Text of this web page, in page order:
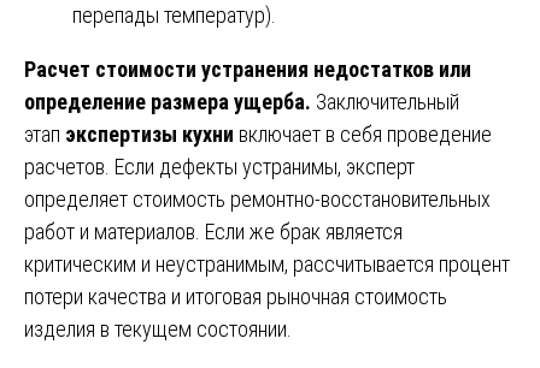
перепады температур).
Расчет стоимости устранения недостатков или
определение размера ущерба. Заключительный
этап экспертизы кухни включает в себя проведение
расчетов. Если дефекты устранимы, эксперт
определяет стоимость ремонтно-восстановительных
работ и материалов. Если же брак является
критическим и неустранимым, рассчитывается процент
потери качества и итоговая рыночная стоимость
изделия в текущем состоянии.